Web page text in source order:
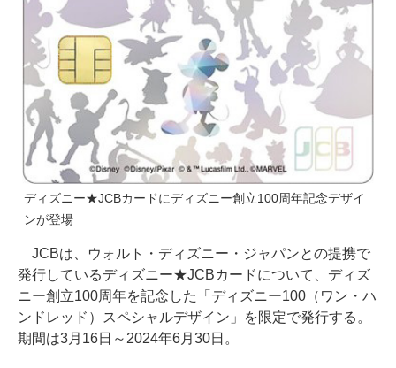
ディズニー★JCBカードにディズニー創立100周年記念デザイ
ンが登場
JCBは、ウォルト・ディズニー・ジャパンとの提携で
発行しているディズニー★JCBカードについて、ディズ
ニー創立100周年を記念した「ディズニー100（ワン・ハ
ンドレッド）スペシャルデザイン」を限定で発行する。
期間は3月16日～2024年6月30日。